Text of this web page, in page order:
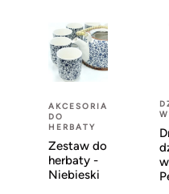
AKCESORIA
DO
HERBATY
Zestaw do
herbaty -
Niebieski